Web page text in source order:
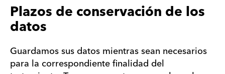
Plazos de conservación de los
datos
Guardamos sus datos mientras sean necesarios
para la correspondiente finalidad del